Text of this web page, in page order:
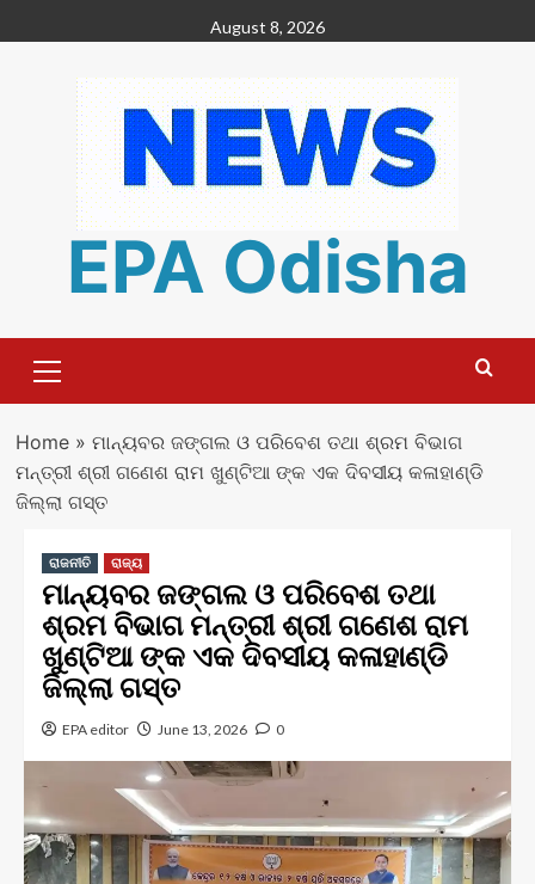
to
August 8, 2026
EPA Odisha
Menu
Home» ମାନ୍ୟବର ଜଙ୍ଗଲ ଓ ପରିବେଶ ତଥା ଶ୍ରମ ବିଭାଗ
ମନ୍ତ୍ରୀ ଶ୍ରୀ ଗଣେଶ ରାମ ଖୁଣ୍ଟିଆ ଙ୍କ ଏକ ଦିବସୀୟ କଳାହାଣ୍ଡି
ଜିଲ୍ଲା ଗସ୍ତ
ରାଜନୀତି ରାଜ୍ୟ
ମାନ୍ୟବର ଜଙ୍ଗଲ ଓ ପରିବେଶ ତଥା
ଶ୍ରମ ବିଭାଗ ମନ୍ତ୍ରୀ ଶ୍ରୀ ଗଣେଶ ରାମ
ଖୁଣ୍ଟିଆ ଙ୍କ ଏକ ଦିବସୀୟ କଳାହାଣ୍ଡି
ଜିଲ୍ଲା ଗସ୍ତ
EPA editor June 13, 2026 0